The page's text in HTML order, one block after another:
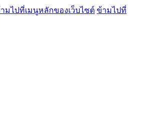
มไปที่เมนูหลักของเว็บไซต์ ข้ามไปที่